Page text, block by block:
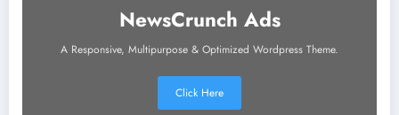
NewsCrunch Ads
A Responsive, Multipurpose & Optimized Wordpress Theme.
Click Here